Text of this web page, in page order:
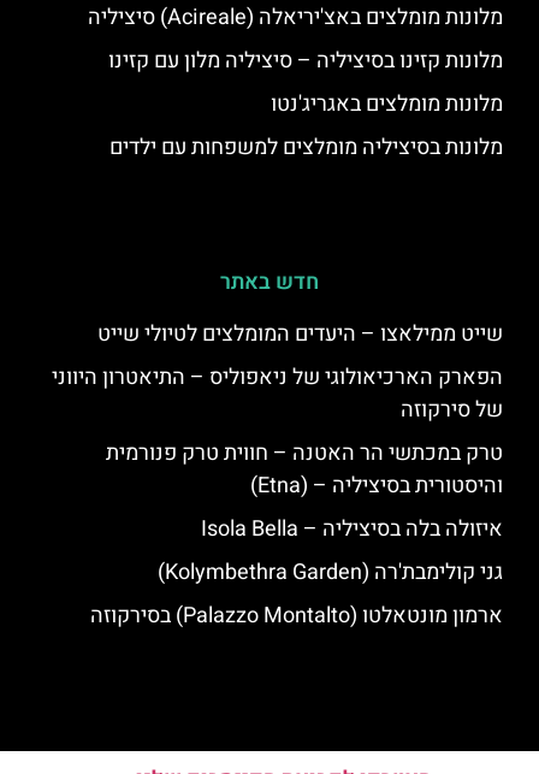
מלונות מומלצים באצ'יריאלה (Acireale) סיציליה
מלונות קזינו בסיציליה – סיציליה מלון עם קזינו
מלונות מומלצים באגריג'נטו
מלונות בסיציליה מומלצים למשפחות עם ילדים
חדש באתר
שייט ממילאצו – היעדים המומלצים לטיולי שייט
הפארק הארכיאולוגי של ניאפוליס – התיאטרון היווני
של סירקוזה
טרק במכתשי הר האטנה – חווית טרק פנורמית
והיסטורית בסיציליה – (Etna)
איזולה בלה בסיציליה – Isola Bella
גני קולימבת'רה (Kolymbethra Garden)
ארמון מונטאלטו (Palazzo Montalto) בסירקוזה